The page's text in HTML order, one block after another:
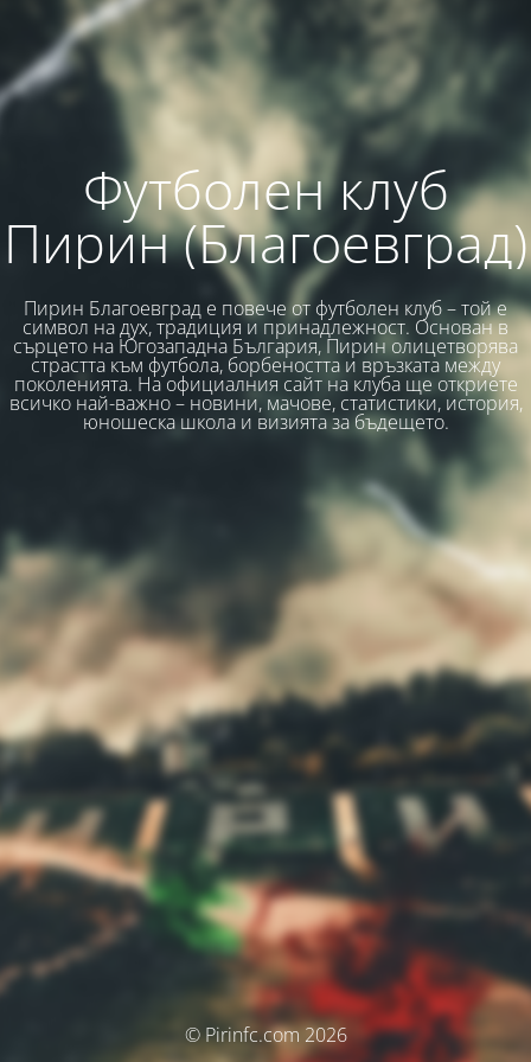
Футболен клуб
Пирин (Благоевград)
Пирин Благоевград е повече от футболен клуб – той е
символ на дух, традиция и принадлежност. Основан в
сърцето на Югозападна България, Пирин олицетворява
страстта към футбола, борбеността и връзката между
поколенията. На официалния сайт на клуба ще откриете
всичко най-важно – новини, мачове, статистики, история,
юношеска школа и визията за бъдещето.
© Pirinfc.com 2026